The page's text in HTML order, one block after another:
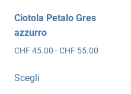
Ciotola Petalo Gres
azzurro
CHF45.00 -CHF 55.00
Scegli